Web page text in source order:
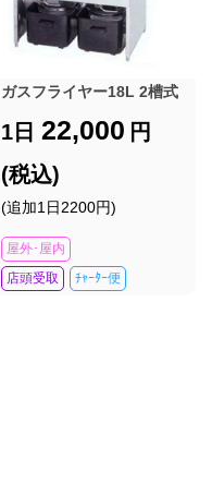
ガスフライヤー18L 2槽式
1日 22,000 円
(税込)
(追加1日2200円)
屋外･屋内
店頭受取
ﾁｬｰﾀｰ便